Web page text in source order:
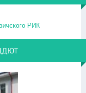
РИК